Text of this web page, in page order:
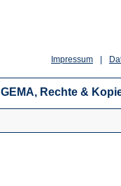
Impressum
GEMA, Rechte &